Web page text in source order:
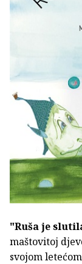
"Ruša je
maštovitoj
svojom